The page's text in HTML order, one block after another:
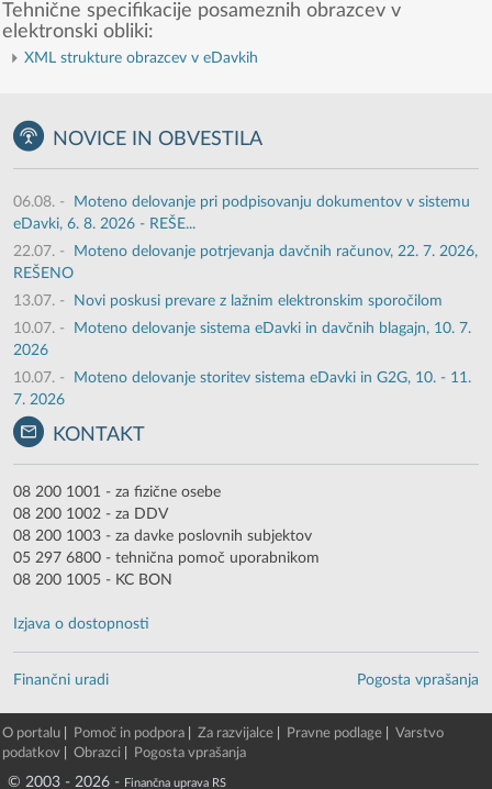
Tehnične specifikacije posameznih obrazcev v
elektronski obliki:
XML strukture obrazcev v eDavkih
NOVICE IN OBVESTILA
06.08. -
Moteno delovanje pri podpisovanju dokumentov v sistemu
eDavki, 6. 8. 2026 - REŠE...
22.07. -
Moteno delovanje potrjevanja davčnih računov, 22. 7. 2026,
REŠENO
13.07. -
Novi poskusi prevare z lažnim elektronskim sporočilom
10.07. -
Moteno delovanje sistema eDavki in davčnih blagajn, 10. 7.
2026
10.07. -
Moteno delovanje storitev sistema eDavki in G2G, 10. - 11.
7. 2026
KONTAKT
08 200 1001 - za fizične osebe
08 200 1002 - za DDV
08 200 1003 - za davke poslovnih subjektov
05 297 6800 - tehnična pomoč uporabnikom
08 200 1005 - KC BON
Izjava o dostopnosti
Finančni uradi Pogosta vprašanja
O portalu Pomoč in podpora Za razvijalce Pravne podlage
Varstvo
podatkov
Obrazci Pogosta vprašanja
© 2003 - 2026 - Finančna uprava RS